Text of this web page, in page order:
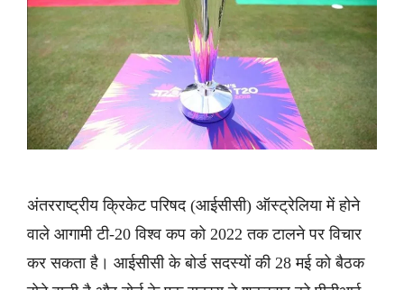
अंतरराष्ट्रीय क्रिकेट परिषद (आईसीसी) ऑस्ट्रेलिया में होने
वाले आगामी टी-20 विश्व कप को 2022 तक टालने पर विचार
कर सकता है। आईसीसी के बोर्ड सदस्यों की 28 मई को बैठक